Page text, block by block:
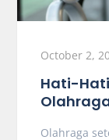
October 2,
Hati-
Olahraga